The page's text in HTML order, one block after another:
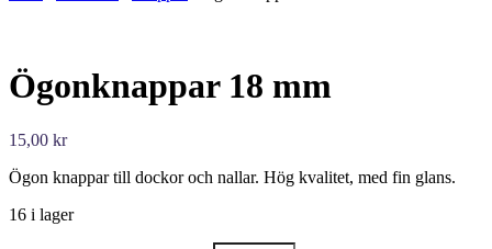
Ögonknappar 18 mm
15,00 kr
Ögon knappar till dockor och nallar. Hög kvalitet, med fin glans.
16 i lager